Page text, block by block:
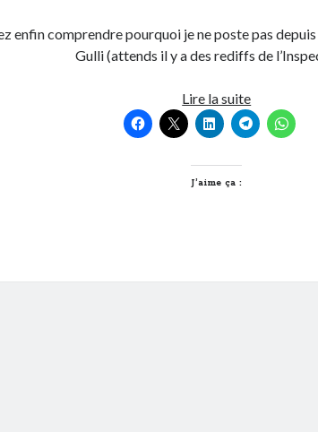
enfin comprendre pourquoi je ne poste pas
Gulli (attends il y a des rediffs de
Lire la suiteLe
« netecolo »
des
J’aime ça :